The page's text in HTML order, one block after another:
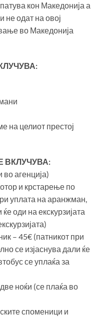
кон Македонија а
не одат на овој
во Македонија
на целиот престој
ВКЛУЧУВА:
агенција)
и крстарење по
уплата на аранжман,
оди на екскурзијата
– 45€ (патникот при
се изјаснува дали ќе
се уплаќа за
ноќи (се плаќа во
споменици и